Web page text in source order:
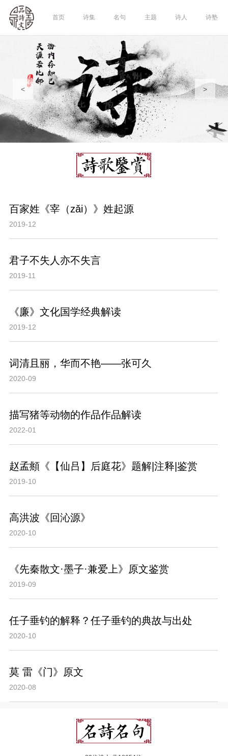
✕
首页 诗集 名句 主题 诗人 诗塾
< >
百家姓《宰（zǎi）》姓起源
2019-12
君子不失人亦不失言
2019-11
《廉》文化国学经典解读
2019-12
词清且丽，华而不艳——张可久
2020-09
描写猪等动物的作品作品解读
2022-01
赵孟頫《【仙吕】后庭花》题解|注释|鉴赏
2019-10
高洪波《回沁源》
2020-10
《先秦散文·墨子·兼爱上》原文鉴赏
2019-09
任子垂钓的解释？任子垂钓的典故与出处
2020-10
莫 雷《门》原文
2020-08